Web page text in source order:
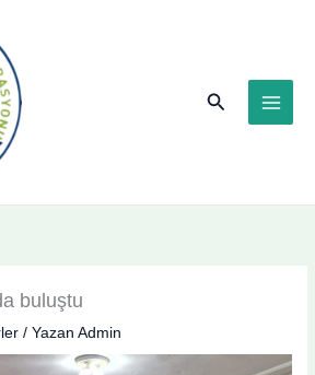
Arama
buluştu
/ Yazan Admin